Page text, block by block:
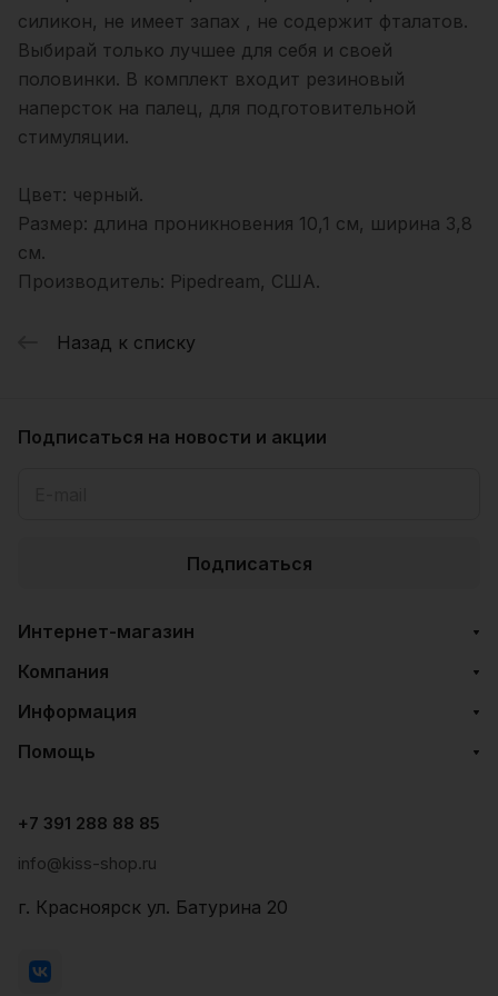
силикон, не имеет запах , не содержит фталатов.
Выбирай только лучшее для себя и своей
половинки. В комплект входит резиновый
наперсток на палец, для подготовительной
стимуляции.
Цвет: черный.
Размер: длина проникновения 10,1 см, ширина 3,8
см.
Производитель: Pipedream, США.
Назад к списку
Подписаться на новости и акции
Подписаться
Интернет-магазин
Компания
Информация
Помощь
+7 391 288 88 85
info@kiss-shop.ru
г. Красноярск ул. Батурина 20